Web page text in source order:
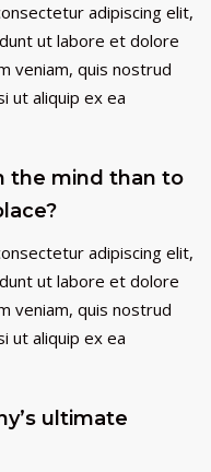
adipiscing elit,
ut labore et dolore
veniam, quis nostrud
ut aliquip ex ea
the mind than to
adipiscing elit,
ut labore et dolore
veniam, quis nostrud
ut aliquip ex ea
ultimate